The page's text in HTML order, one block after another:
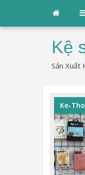
Kệ
Sản Xuất
Ke-